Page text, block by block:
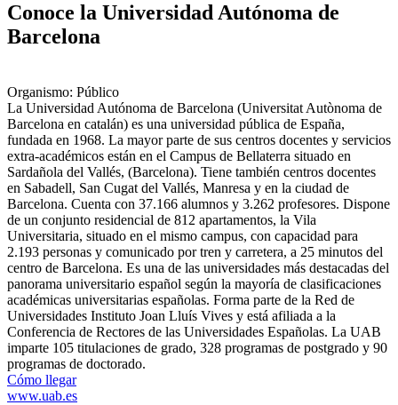
Conoce la Universidad Autónoma de
Barcelona
Organismo: Público
La Universidad Autónoma de Barcelona ​(Universitat Autònoma de
Barcelona en catalán) es una universidad pública de España,
fundada en 1968. La mayor parte de sus centros docentes y servicios
extra-académicos están en el Campus de Bellaterra situado en
Sardañola del Vallés, (Barcelona). Tiene también centros docentes
en Sabadell, San Cugat del Vallés, Manresa y en la ciudad de
Barcelona. Cuenta con 37.166 alumnos y 3.262 profesores. Dispone
de un conjunto residencial de 812 apartamentos, la Vila
Universitaria, situado en el mismo campus, con capacidad para
2.193 personas y comunicado por tren y carretera, a 25 minutos del
centro de Barcelona.​ Es una de las universidades más destacadas del
panorama universitario español según la mayoría de clasificaciones
académicas universitarias españolas. Forma parte de la Red de
Universidades Instituto Joan Lluís Vives y está afiliada a la
Conferencia de Rectores de las Universidades Españolas. La UAB
imparte 105 titulaciones de grado, 328 programas de postgrado y 90
programas de doctorado.
Cómo llegar
www.uab.es